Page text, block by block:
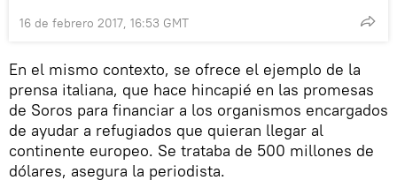
16 de febrero 2017, 16:53 GMT
En el mismo contexto, se ofrece el ejemplo de la
prensa italiana, que hace hincapié en las promesas
de Soros para financiar a los organismos encargados
de ayudar a refugiados que quieran llegar al
continente europeo. Se trataba de 500 millones de
dólares, asegura la periodista.